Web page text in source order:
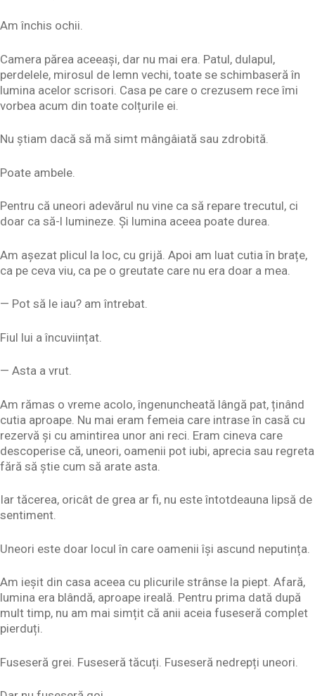
Am închis ochii.
Camera părea aceeași, dar nu mai era. Patul, dulapul,
perdelele, mirosul de lemn vechi, toate se schimbaseră în
lumina acelor scrisori. Casa pe care o crezusem rece îmi
vorbea acum din toate colțurile ei.
Nu știam dacă să mă simt mângâiată sau zdrobită.
Poate ambele.
Pentru că uneori adevărul nu vine ca să repare trecutul, ci
doar ca să-l lumineze. Și lumina aceea poate durea.
Am așezat plicul la loc, cu grijă. Apoi am luat cutia în brațe,
ca pe ceva viu, ca pe o greutate care nu era doar a mea.
— Pot să le iau? am întrebat.
Fiul lui a încuviințat.
— Asta a vrut.
Am rămas o vreme acolo, îngenuncheată lângă pat, ținând
cutia aproape. Nu mai eram femeia care intrase în casă cu
rezervă și cu amintirea unor ani reci. Eram cineva care
descoperise că, uneori, oamenii pot iubi, aprecia sau regreta
fără să știe cum să arate asta.
Iar tăcerea, oricât de grea ar fi, nu este întotdeauna lipsă de
sentiment.
Uneori este doar locul în care oamenii își ascund neputința.
Am ieșit din casa aceea cu plicurile strânse la piept. Afară,
lumina era blândă, aproape ireală. Pentru prima dată după
mult timp, nu am mai simțit că anii aceia fuseseră complet
pierduți.
Fuseseră grei. Fuseseră tăcuți. Fuseseră nedrepți uneori.